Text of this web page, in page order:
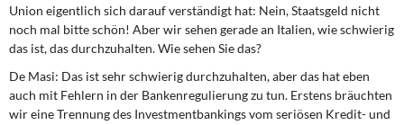
Union eigentlich sich darauf verständigt hat: Nein, Staatsgeld nicht
noch mal bitte schön! Aber wir sehen gerade an Italien, wie schwierig
das ist, das durchzuhalten. Wie sehen Sie das?
De Masi: Das ist sehr schwierig durchzuhalten, aber das hat eben
auch mit Fehlern in der Bankenregulierung zu tun. Erstens bräuchten
wir eine Trennung des Investmentbankings vom seriösen Kredit- und